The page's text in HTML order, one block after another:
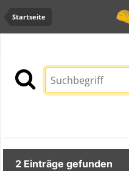
Startseite
2 Einträge gefunden